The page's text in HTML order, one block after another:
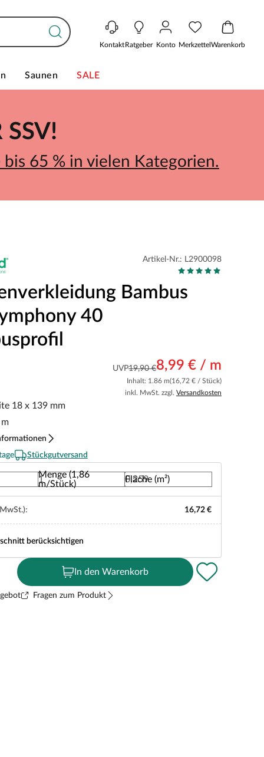
KontaktRatgeber Konto MerkzettelWarenkorb
Saunen SALE
bis 65 % in vielen Kategorien.
Artikel-Nr.: L2900098
Bambus
40
UVP19,90 €8,99 € / m
Inhalt: 1.86 m(16,72 € / Stück)
inkl. MwSt. zzgl. Versandkosten
18 x 139 mm
m
Stückgutversand
Menge (1,86
m/Stück)
Fläche (m²)
16,72 €
berücksichtigen
In den Warenkorb
Fragen zum Produkt